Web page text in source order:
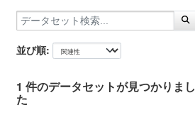
並び順
1 件のデータセットが見つかりまし
た